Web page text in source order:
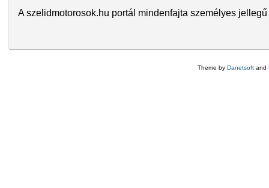
A szelidmotorosok.hu portál mindenfajta személyes
Theme by Danetsoft and